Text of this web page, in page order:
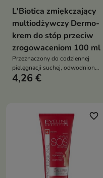
L'Biotica zmiękczający
multiodżywczy Dermo-
krem do stóp przeciw
zrogowaceniom 100 ml
Przeznaczony do codziennej
pielęgnacji suchej, odwodnionej
i twardej skóry z tendencją do
4,26 €
favorite_border